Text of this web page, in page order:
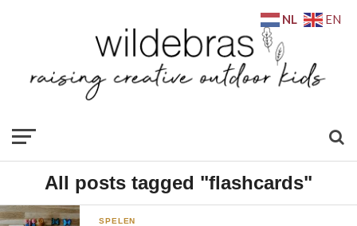
All posts tagged "flashcards"
SPELEN
NL EN